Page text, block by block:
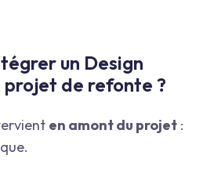
un Design
projet de refonte ?
en amont du projet :